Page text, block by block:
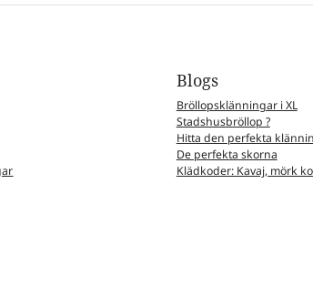
Blogs
Bröllopsklänningar i XL
Stadshusbröllop ?
Hitta den perfekta
De perfekta skorna
Klädkoder: Kavaj, mörk